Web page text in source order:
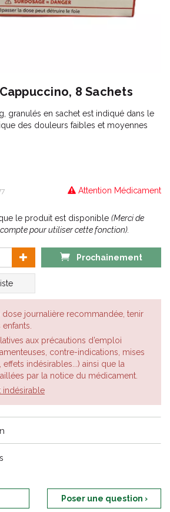
8 Sachets
granulés en sachet est indiqué dans le
des douleurs faibles et moyennes
Attention Médicament
le produit est disponible (Merci de
pour utiliser cette fonction).
Prochainement
dose journalière recommandée, tenir
aux précautions d’emploi
contre-indications, mises
indésirables...) ainsi que la
par la notice du médicament.
indésirable
Poser une question ›